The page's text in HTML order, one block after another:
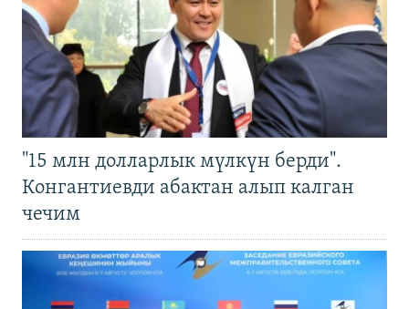
"15 млн долларлык мүлкүн берди".
Конгантиевди абактан алып калган
чечим